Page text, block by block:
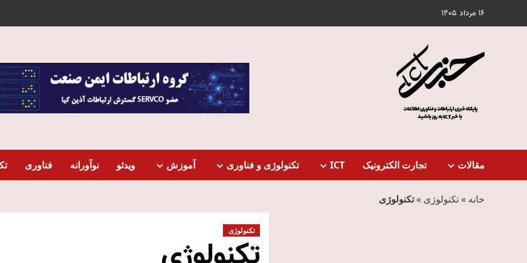
16 مرداد 1405
مقالات تجارت الکترونیک ICT تکنولوژی و فناوری آموزش ویدئو نوآورانه فناوری
خانه »تکنولوژی »تکنولوژی
تکنولوژی